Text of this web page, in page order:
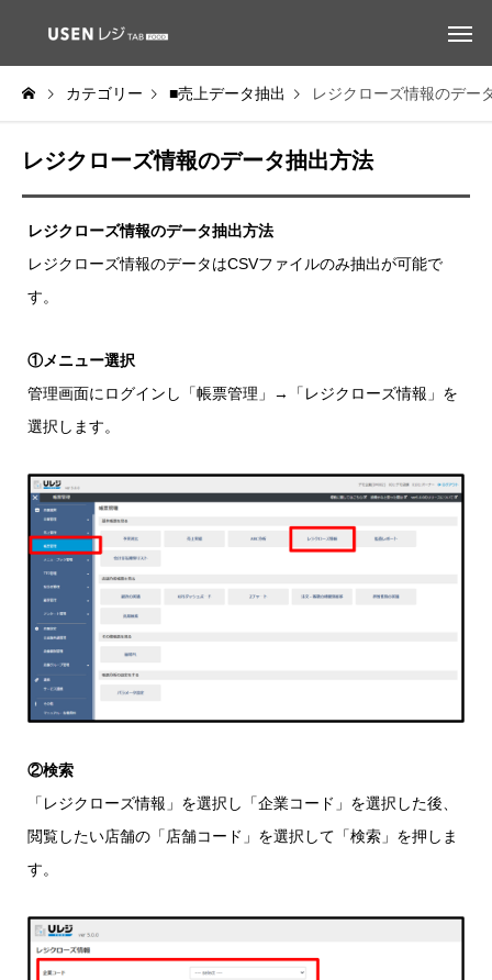
カテゴリー ■売上データ抽出 レジクローズ情報のデー
レジクローズ情報のデータ抽出方法
レジクローズ情報のデータ抽出方法
レジクローズ情報のデータはCSVファイルのみ抽出が可能で
す。
①メニュー選択
管理画面にログインし「帳票管理」→「レジクローズ情報」を
選択します。
②検索
「レジクローズ情報」を選択し「企業コード」を選択した後、
閲覧したい店舗の「店舗コード」を選択して「検索」を押しま
す。